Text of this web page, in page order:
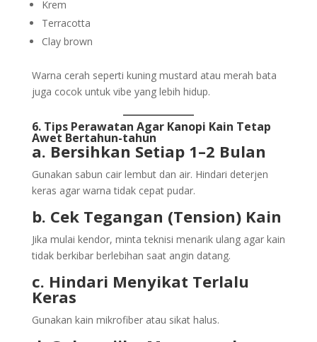
Krem
Terracotta
Clay brown
Warna cerah seperti kuning mustard atau merah bata
juga cocok untuk vibe yang lebih hidup.
6. Tips Perawatan Agar Kanopi Kain Tetap
Awet Bertahun-tahun
a. Bersihkan Setiap 1–2 Bulan
Gunakan sabun cair lembut dan air. Hindari deterjen
keras agar warna tidak cepat pudar.
b. Cek Tegangan (Tension) Kain
Jika mulai kendor, minta teknisi menarik ulang agar kain
tidak berkibar berlebihan saat angin datang.
c. Hindari Menyikat Terlalu
Keras
Gunakan kain mikrofiber atau sikat halus.